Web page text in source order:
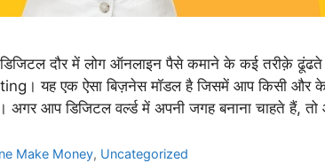
दौर में लोग ऑनलाइन पैसे कमाने के कई तरीक़े
यह एक ऐसा बिज़नेस मॉडल है जिसमें आप किसी और के
आप डिजिटल वर्ल्ड में अपनी जगह बनाना चाहते हैं,
Make Money, Uncategorized